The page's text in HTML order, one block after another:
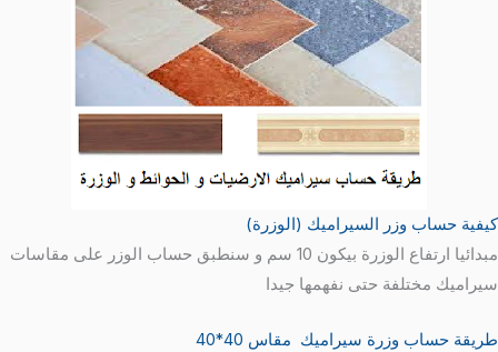
كيفية حساب وزر السيراميك (الوزرة)
مبدائيا ارتفاع الوزرة بيكون 10 سم و سنطبق حساب الوزر على مقاسات
سيراميك مختلفة حتى نفهمها جيدا
طريقة حساب وزرة سيراميك مقاس 40*40